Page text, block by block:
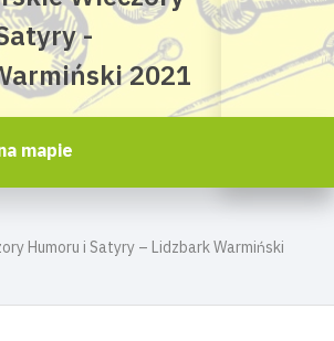
Humoru i Satyry – Lidzbark Warmiński
-
2021
mapie